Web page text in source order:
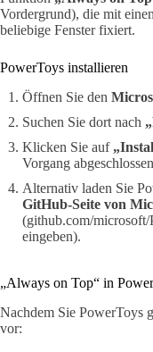
Vordergrund), die mit
beliebige Fenster fixiert.
PowerToys installieren
Öffnen Sie den
Suchen Sie dort nach
Klicken Sie auf
Vorgang
Alternativ laden Sie
GitHub-Seite von
(github.com/
eingeben).
„Always on Top“ in
Nachdem Sie PowerToys
vor: